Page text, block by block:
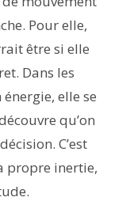
Pour elle,
être si elle
Dans les
elle se
qu’on
C’est
propre inertie,